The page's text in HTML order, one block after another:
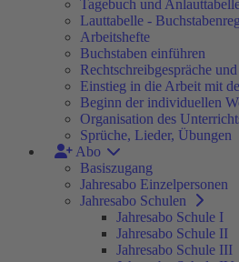
Tagebuch und
Lauttabelle -
Arbeitshefte
Buchstaben einführen
Rechtschreibgespräche
Einstieg in die Arbeit mit
Beginn der individuellen
Organisation des
Sprüche, Lieder, Übungen
Abo
Basiszugang
Jahresabo Einzelpersonen
Jahresabo Schulen
Jahresabo Schule I
Jahresabo Schule II
Jahresabo Schule III